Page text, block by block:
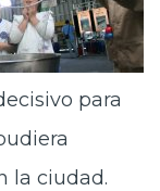
para
la ciudad.